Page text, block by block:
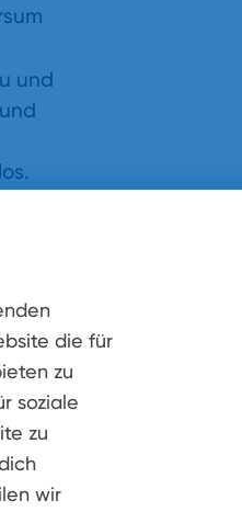
die für
zu
soziale
zu
wir
und
des
die